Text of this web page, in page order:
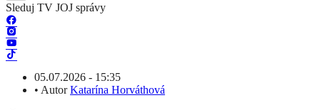
Sleduj TV JOJ správy
05.07.2026 - 15:35
• AutorKatarína Horváthová